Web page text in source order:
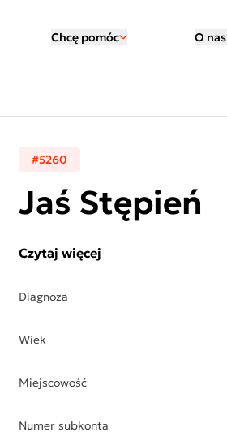
Chcę pomóc O nas
#5260
Jaś Stępień
Czytaj więcej
Diagnoza
Wiek
Miejscowość
Numer subkonta